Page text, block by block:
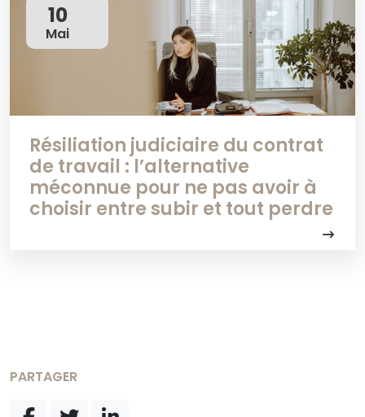
Résiliation judiciaire du contrat
de travail : l’alternative
méconnue pour ne pas avoir à
choisir entre subir et tout perdre
10
Mai
PARTAGER